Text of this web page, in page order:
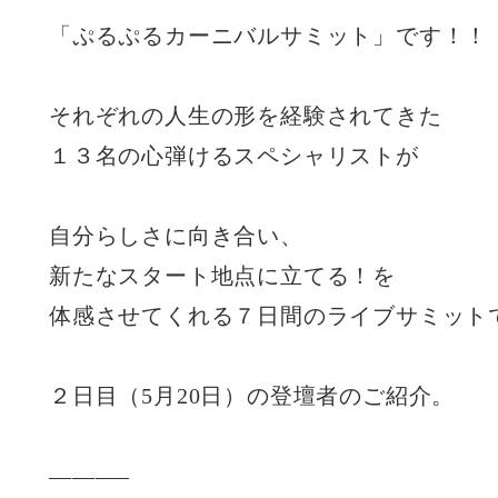
「ぷるぷるカーニバルサミット」です！！
それぞれの人生の形を経験されてきた
１３名の心弾けるスペシャリストが
自分らしさに向き合い、
新たなスタート地点に立てる！を
体感させてくれる７日間のライブサミット
２日目（5月20日）の登壇者のご紹介。
———–